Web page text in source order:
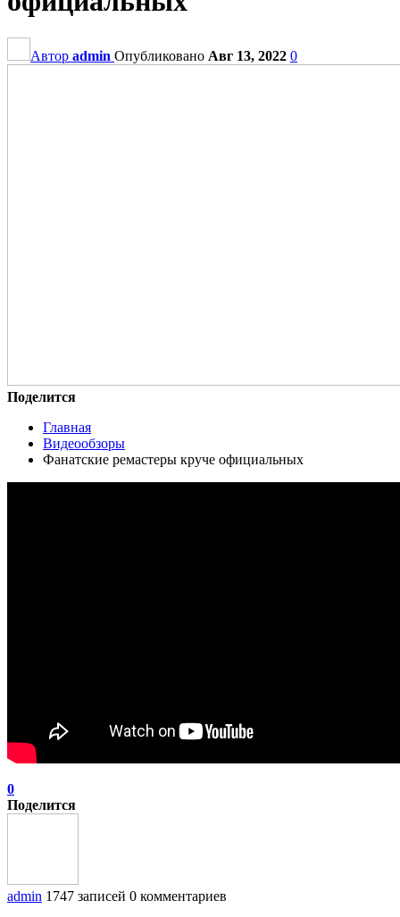
Автор admin Опубликовано Авг 13, 2022 0
Поделится
Главная
Видеообзоры
Фанатские ремастеры круче официальных
0
Поделится
admin 1747 записей 0 комментариев